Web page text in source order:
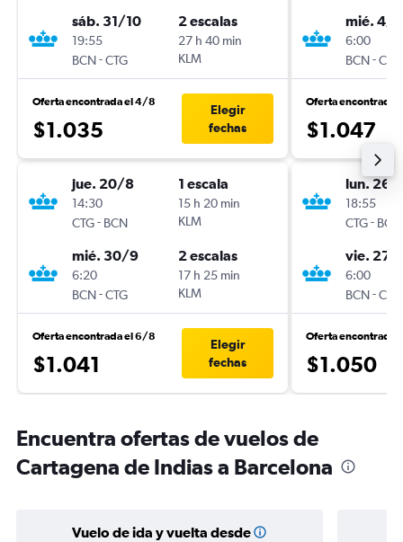
sáb. 31/10
19:55
BCN-CTG
2 escalas
27 h 40 min
KLM
Oferta encontrada el 4/8
$1.035
Elegir
fechas
jue. 20/8
14:30
CTG- BCN
1 escala
15 h 20 min
KLM
mié. 30/9
6:20
BCN-CTG
2 escalas
17 h 25 min
KLM
Oferta encontrada el 6/8
$1.041
Elegir
fechas
mié. 4/
6:00
BCN-CTG
Oferta encontrada
$1.047
lun. 26/
18:55
CTG- BCN
vie. 27/
6:00
BCN-CTG
Oferta encontrada
$1.050
Encuentra ofertas de vuelos de
Cartagena de Indias a Barcelona
Vuelo de ida y vuelta desde